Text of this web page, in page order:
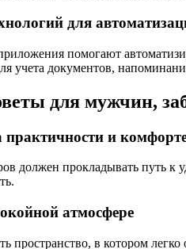
для
помогают
учета документов,
для мужчин,
практичности и
должен прокладывать путь к
атмосфере
пространство, в котором